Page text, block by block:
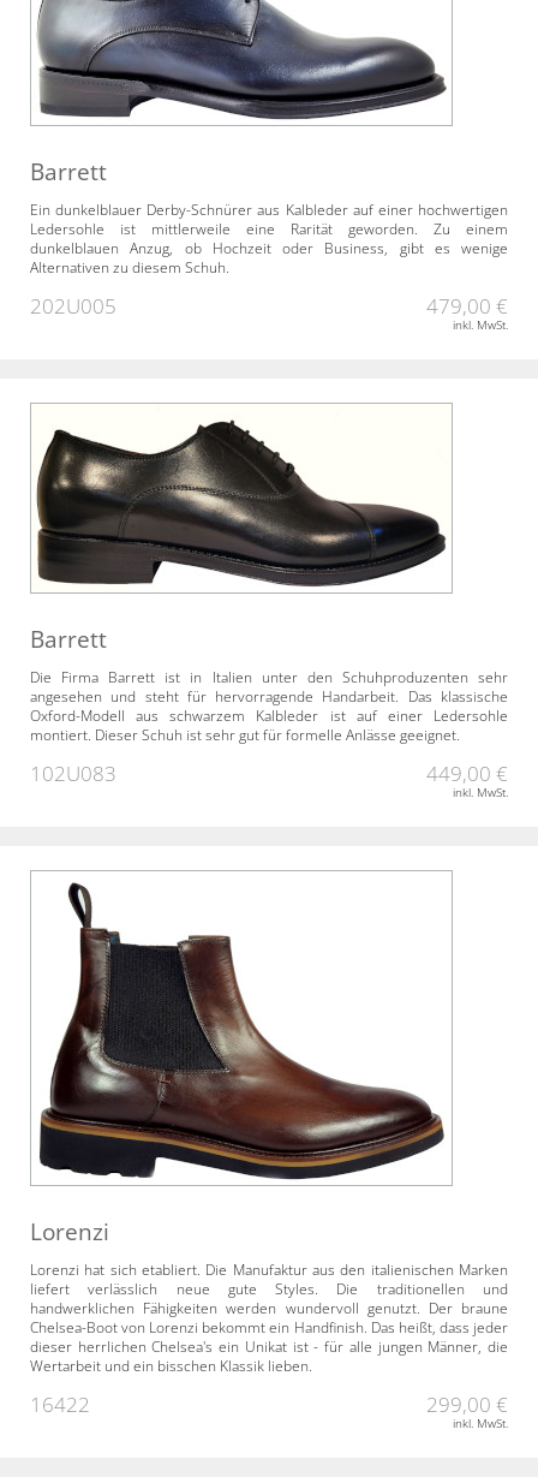
Barrett
Ein dunkelblauer Derby-Schnürer aus Kalbleder auf einer hochwertigen
Ledersohle ist mittlerweile eine Rarität geworden. Zu einem
dunkelblauen Anzug, ob Hochzeit oder Business, gibt es wenige
Alternativen zu diesem Schuh.
202U005 479,00 €
inkl. MwSt.
Barrett
Die Firma Barrett ist in Italien unter den Schuhproduzenten sehr
angesehen und steht für hervorragende Handarbeit. Das klassische
Oxford-Modell aus schwarzem Kalbleder ist auf einer Ledersohle
montiert. Dieser Schuh ist sehr gut für formelle Anlässe geeignet.
102U083 449,00 €
inkl. MwSt.
Lorenzi
Lorenzi hat sich etabliert. Die Manufaktur aus den italienischen Marken
liefert verlässlich neue gute Styles. Die traditionellen und
handwerklichen Fähigkeiten werden wundervoll genutzt. Der braune
Chelsea-Boot von Lorenzi bekommt ein Handfinish. Das heißt, dass jeder
dieser herrlichen Chelsea's ein Unikat ist - für alle jungen Männer, die
Wertarbeit und ein bisschen Klassik lieben.
16422 299,00 €
inkl. MwSt.